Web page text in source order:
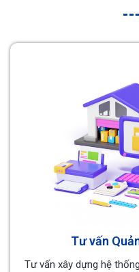
+ Đáng tin cậy
tử tế, luôn cho Khách
Chúng tôi luôn nỗ lực và
lại những giá trị tốt nhất
Sự hài lòng của Quý
lực để tập thể TIN
Với hơn 10 năm hình
khẳng định và cam kết
thành một doanh nghiệp
cạnh đó, còn mang đến
đóng góp nhiều thành
Tư vấn
Tư vấn xây dựng hệ